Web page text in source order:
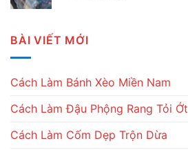
BÀI VIẾT MỚI
Cách Làm Bánh Xèo Miền Nam
Cách Làm Đậu Phộng Rang Tỏi Ớt
Cách Làm Cốm Dẹp Trộn Dừa